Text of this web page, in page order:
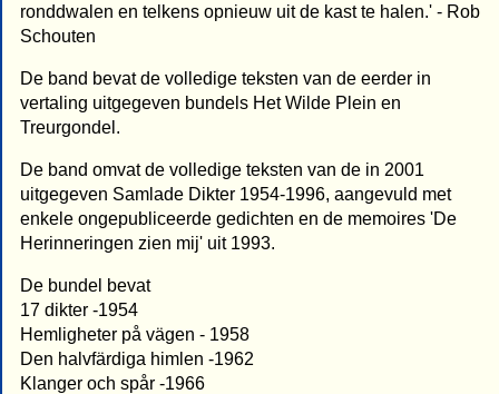
ronddwalen en telkens opnieuw uit de kast te halen.' - Rob
Schouten
De band bevat de volledige teksten van de eerder in
vertaling uitgegeven bundels Het Wilde Plein en
Treurgondel.
De band omvat de volledige teksten van de in 2001
uitgegeven Samlade Dikter 1954-1996, aangevuld met
enkele ongepubliceerde gedichten en de memoires 'De
Herinneringen zien mij' uit 1993.
De bundel bevat
17 dikter -1954
Hemligheter på vägen - 1958
Den halvfärdiga himlen -1962
Klanger och spår -1966